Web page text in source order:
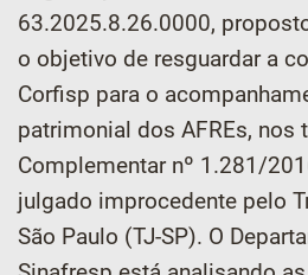
63.2025.8.26.0000,
o objetivo de resguardar a
Corfisp para o
patrimonial dos AFREs, nos
Complementar nº 1.281/
julgado improcedente pelo
São Paulo (TJ-SP). O